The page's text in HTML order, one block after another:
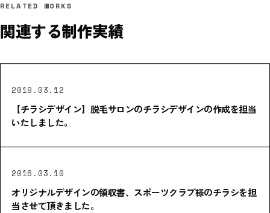
RELATED WORKS
関連する制作実績
2019.03.12
【チラシデザイン】脱毛サロンのチラシデザインの作成を担当
いたしました。
2016.03.10
オリジナルデザインの領収書、スポーツクラブ様のチラシを担
当させて頂きました。